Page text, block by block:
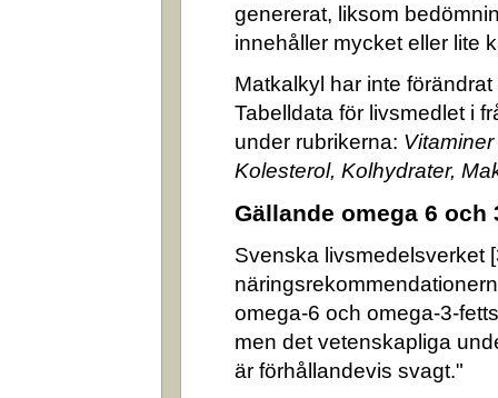
genererat, liksom
innehåller mycket eller lite
Matkalkyl har inte
Tabelldata för livsmedlet i
under rubrikerna:
Kolesterol, Kolhydrater,
Gällande omega 6 och
Svenska livsmedelsverket
omega-6 och omega-3-
men det vetenskapliga
är förhållandevis svagt."